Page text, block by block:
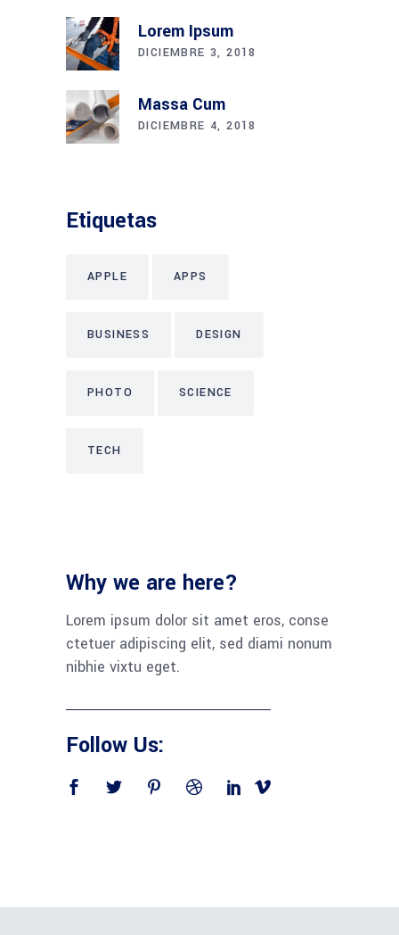
Lorem Ipsum
DICIEMBRE 3, 2018
Massa Cum
DICIEMBRE 4, 2018
Etiquetas
APPLE APPS
BUSINESS DESIGN
PHOTO SCIENCE
TECH
Why we are here?
Lorem ipsum dolor sit amet eros, conse
ctetuer adipiscing elit, sed diami nonum
nibhie vixtu eget.
Follow Us: